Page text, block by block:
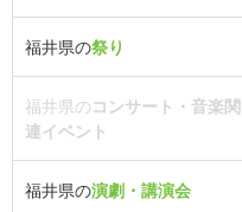
福井県の祭り
福井県のコンサート・音楽関
連イベント
福井県の演劇・講演会